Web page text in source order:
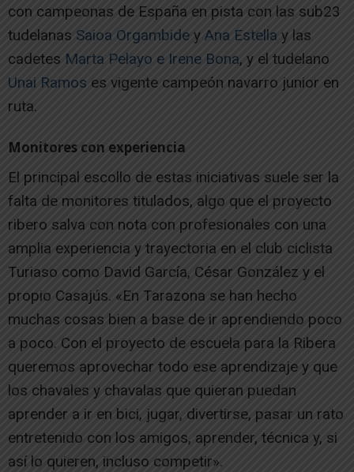
con campeonas de España en pista con las sub23
tudelanas Saioa Orgambide y Ana Estella y las
cadetes Marta Pelayo e Irene Bona, y el tudelano
Unai Ramos es vigente campeón navarro junior en
ruta.
Monitores con experiencia
El principal escollo de estas iniciativas suele ser la
falta de monitores titulados, algo que el proyecto
ribero salva con nota con profesionales con una
amplia experiencia y trayectoria en el club ciclista
Turiaso como David García, César González y el
propio Casajús. «En Tarazona se han hecho
muchas cosas bien a base de ir aprendiendo poco
a poco. Con el proyecto de escuela para la Ribera
queremos aprovechar todo ese aprendizaje y que
los chavales y chavalas que quieran puedan
aprender a ir en bici, jugar, divertirse, pasar un rato
entretenido con los amigos, aprender, técnica y, si
así lo quieren, incluso competir».